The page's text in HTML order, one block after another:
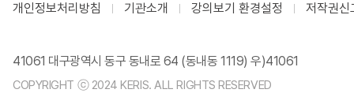
개인정보처리방침 기관소개 강의보기 환경설정 저작권신
41061 대구광역시 동구 동내로 64 (동내동 1119) 우)41061
COPYRIGHT ⓒ 2024 KERIS. ALL RIGHTS RESERVED